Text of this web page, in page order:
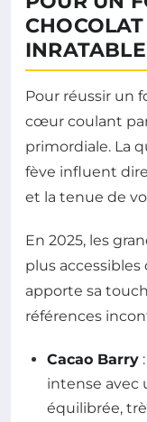
INRATABLE
Pour réussir un
cœur coulant
primordiale. La
fève influent
et la tenue de
En 2025, les
plus
apporte sa
références
Cacao Barry
intense avec
équilibrée,